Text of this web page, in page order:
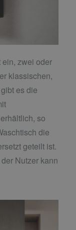
zwei oder
klassischen,
es die
so
die
geteilt ist.
Nutzer kann